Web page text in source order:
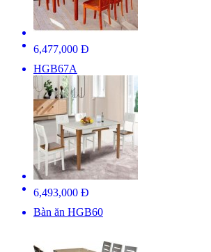
6,477,000 Đ
HGB67A
6,493,000 Đ
Bàn ăn HGB60